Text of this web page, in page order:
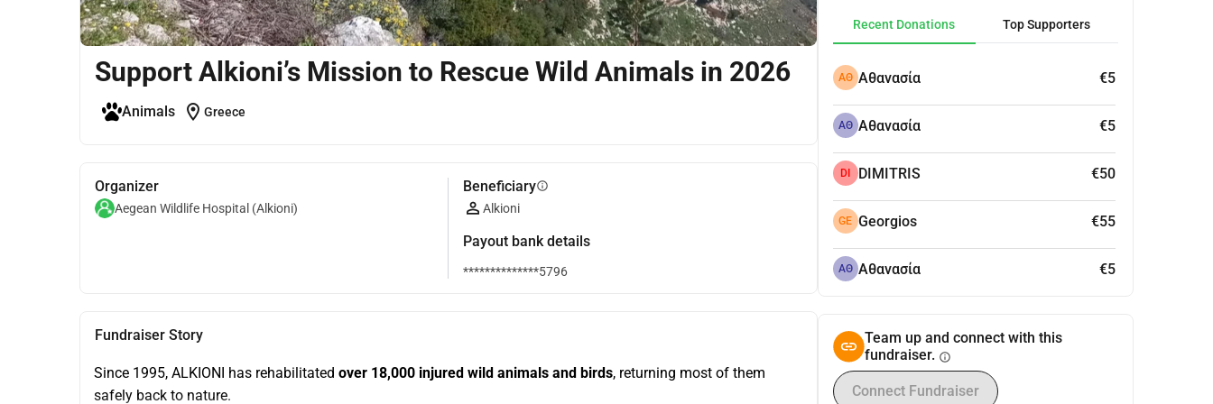
Support Alkioni’s Mission to Rescue Wild Animals in 2026
Animals location_on Greece
Organizer
Aegean Wildlife Hospital (Alkioni)
Beneficiaryinfo
Alkioni
Payout bank details
**************5796
Fundraiser Story
Since 1995, ALKIONI has rehabilitated over 18,000 injured wild animals and birds, returning most of them
safely back to nature.
Recent Donations Top Supporters
ΑΘ Αθανασία €5
ΑΘ Αθανασία €5
DI DIMITRIS €50
GE Georgios €55
ΑΘ Αθανασία €5
Team up and connect with this
fundraiser. info
Connect Fundraiser